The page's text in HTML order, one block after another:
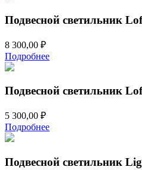
Подвесной светильник
8 300,00 ₽
Подробнее
Подвесной светильник
5 300,00 ₽
Подробнее
Подвесной светильник